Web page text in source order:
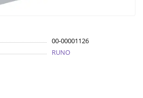
00-00001126
RUNO